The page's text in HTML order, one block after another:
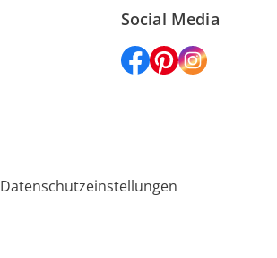
Social Media
Datenschutzeinstellungen